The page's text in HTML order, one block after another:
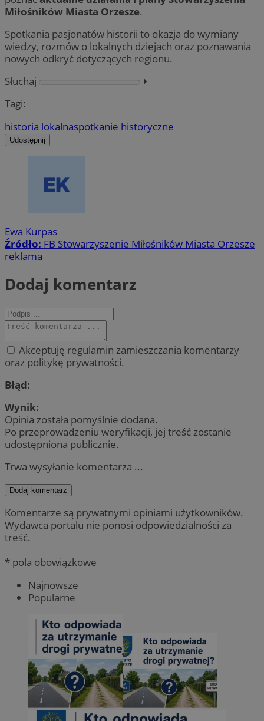
Miłośników Miasta Orzesze.
Spotkania pasjonatów historii to okazja do wymiany
wiedzy, rozmów o lokalnych dziejach oraz poznawania
nowych odkryć dotyczących regionu.
Słuchaj
⏵︎
Tagi:
historia lokalnaspotkanie historyczne
Udostępnij
Ewa Kurpas
Źródło: FB Stowarzyszenie Miłośników Miasta Orzesze
reklama
Dodaj komentarz
Akceptuję regulamin zamieszczania komentarzy
oraz politykę prywatności.
Błąd:
Wynik:
Opinia została pomyślnie dodana.
Po przeprowadzeniu weryfikacji, jej treść zostanie
udostępniona publicznie.
Trwa wysyłanie komentarza ...
Dodaj komentarz
Komentarze są prywatnymi opiniami użytkowników.
Wydawca portalu nie ponosi odpowiedzialności za
treść.
* pola obowiązkowe
Najnowsze
Popularne